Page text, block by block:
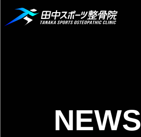
NEWS